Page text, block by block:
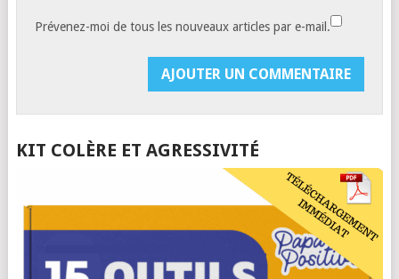
Prévenez-moi de tous les nouveaux articles par e-mail.
KIT COLÈRE ET AGRESSIVITÉ